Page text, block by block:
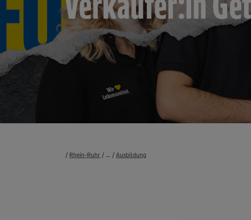
Rhein-Ruhr Karriere
Akademie
Ausbildung
...